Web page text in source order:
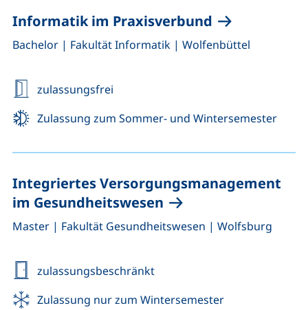
Informatik im Praxisverbund
Bachelor, | Fakultät Informatik | Wolfenbüttel
zulassungsfrei
Zulassung zum Sommer- und Wintersemester
Integriertes Versorgungsmanagement
im Gesundheitswesen
Master, | Fakultät Gesundheitswesen | Wolfsburg
zulassungsbeschränkt
Zulassung nur zum Wintersemester